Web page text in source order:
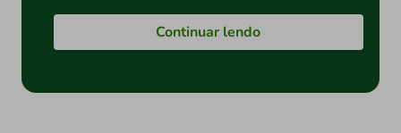
Continuar lendo